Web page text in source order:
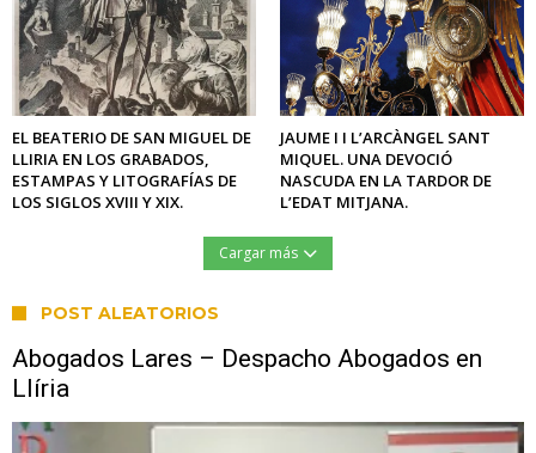
EL BEATERIO DE SAN MIGUEL DE
LLIRIA EN LOS GRABADOS,
ESTAMPAS Y LITOGRAFÍAS DE
LOS SIGLOS XVIII Y XIX.
JAUME I I L’ARCÀNGEL SANT
MIQUEL. UNA DEVOCIÓ
NASCUDA EN LA TARDOR DE
L’EDAT MITJANA.
Cargar más
POST ALEATORIOS
Abogados Lares – Despacho Abogados en
Llíria